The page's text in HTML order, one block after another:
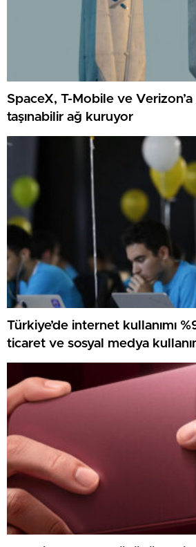
SpaceX, T-Mobile ve Verizon’a
taşınabilir ağ kuruyor
Türkiye’de internet kullanımı
ticaret ve sosyal medya